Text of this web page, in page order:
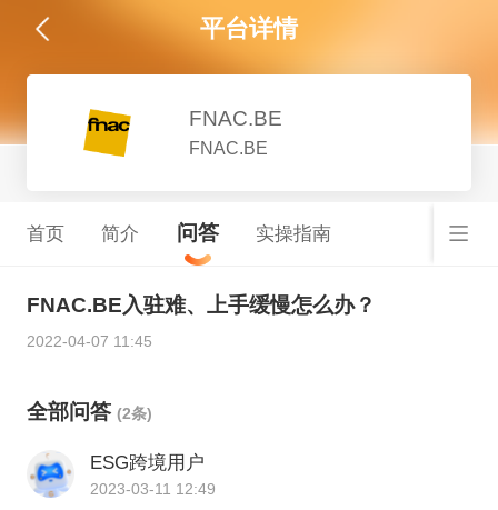
平台详情
FNAC.BE
FNAC.BE
首页 简介 问答 实操指南
FNAC.BE入驻难、上手缓慢怎么办？
2022-04-07 11:45
全部问答 (2条)
ESG跨境用户
2023-03-11 12:49